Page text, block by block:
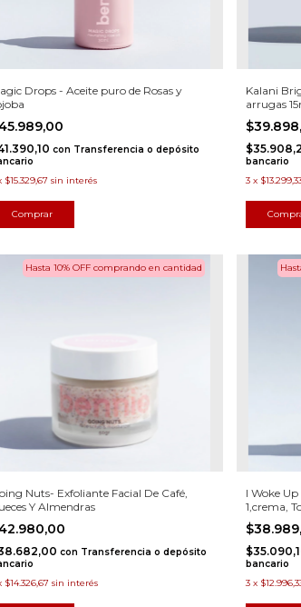
Drops - Aceite puro de Rosas y
con Transferencia o depósito
$15.329,67 sin interés
Kalani
arrugas
bancario
3 x
Nuts- Exfoliante Facial De Café,
Y Almendras
Hasta 10% OFF comprando en cantidad
con Transferencia o depósito
$14.326,67 sin interés
I Woke
1,crema,
bancario
3 x